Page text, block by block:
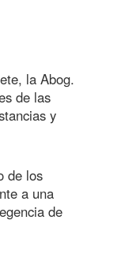
la Abog.
de las
y
de los
a una
de